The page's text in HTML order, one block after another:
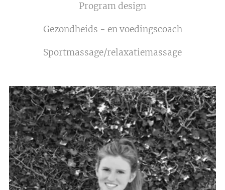
Program design
Gezondheids - en voedingscoach
Sportmassage/relaxatiemassage